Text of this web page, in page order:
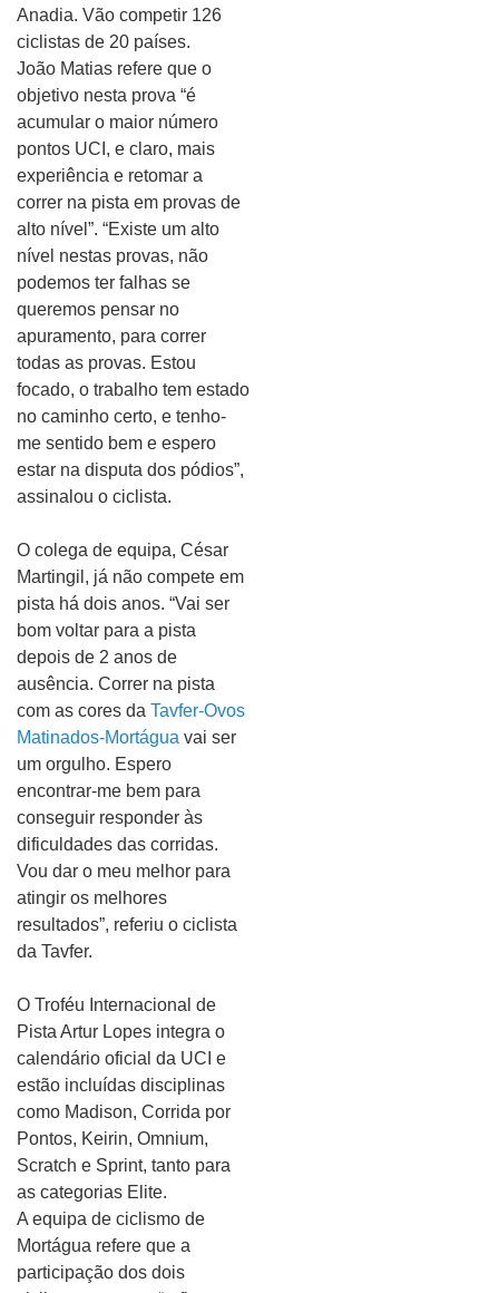
Anadia. Vão competir 126
ciclistas de 20 países.
João Matias refere que o
objetivo nesta prova “é
acumular o maior número
pontos UCI, e claro, mais
experiência e retomar a
correr na pista em provas de
alto nível”. “Existe um alto
nível nestas provas, não
podemos ter falhas se
queremos pensar no
apuramento, para correr
todas as provas. Estou
focado, o trabalho tem estado
no caminho certo, e tenho-
me sentido bem e espero
estar na disputa dos pódios”,
assinalou o ciclista.
O colega de equipa, César
Martingil, já não compete em
pista há dois anos. “Vai ser
bom voltar para a pista
depois de 2 anos de
ausência. Correr na pista
com as cores da Tavfer-Ovos
Matinados-Mortágua vai ser
um orgulho. Espero
encontrar-me bem para
conseguir responder às
dificuldades das corridas.
Vou dar o meu melhor para
atingir os melhores
resultados”, referiu o ciclista
da Tavfer.
O Troféu Internacional de
Pista Artur Lopes integra o
calendário oficial da UCI e
estão incluídas disciplinas
como Madison, Corrida por
Pontos, Keirin, Omnium,
Scratch e Sprint, tanto para
as categorias Elite.
A equipa de ciclismo de
Mortágua refere que a
participação dos dois